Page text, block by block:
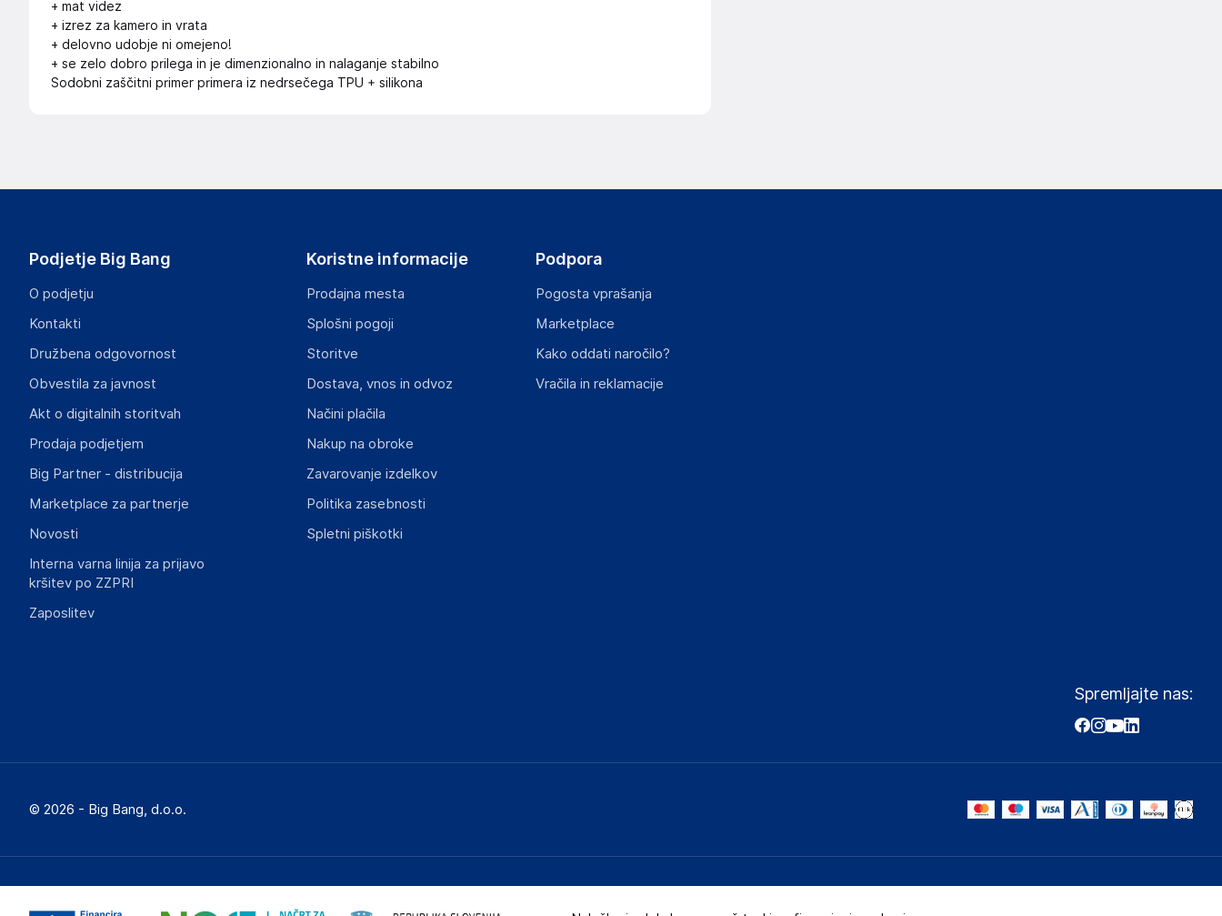
+ mat videz
+ izrez za kamero in vrata
+ delovno udobje ni omejeno!
+ se zelo dobro prilega in je dimenzionalno in nalaganje stabilno
Sodobni zaščitni primer primera iz nedrsečega TPU + silikona
Podjetje Big Bang
O podjetju
Kontakti
Družbena odgovornost
Obvestila za javnost
Akt o digitalnih storitvah
Prodaja podjetjem
Big Partner - distribucija
Marketplace za partnerje
Novosti
Interna varna linija za prijavo
kršitev po ZZPRI
Zaposlitev
Koristne informacije
Prodajna mesta
Splošni pogoji
Storitve
Dostava, vnos in odvoz
Načini plačila
Nakup na obroke
Zavarovanje izdelkov
Politika zasebnosti
Spletni piškotki
Podpora
Pogosta vprašanja
Marketplace
Kako oddati naročilo?
Vračila in reklamacije
Spremljajte nas:
© 2026 - Big Bang, d.o.o.